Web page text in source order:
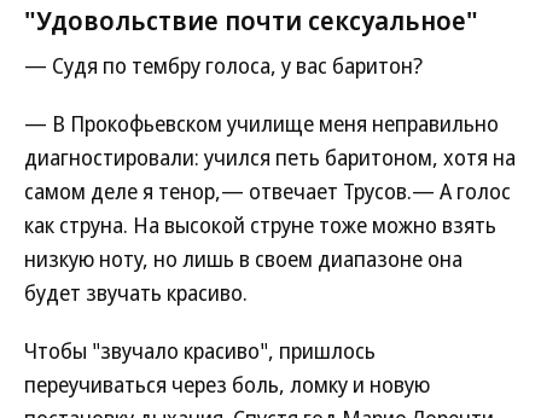
"Удовольствие почти сексуальное"
— Судя по тембру голоса, у вас баритон?
— В Прокофьевском училище меня неправильно
диагностировали: учился петь баритоном, хотя на
самом деле я тенор,— отвечает Трусов.— А голос
как струна. На высокой струне тоже можно взять
низкую ноту, но лишь в своем диапазоне она
будет звучать красиво.
Чтобы "звучало красиво", пришлось
переучиваться через боль, ломку и новую